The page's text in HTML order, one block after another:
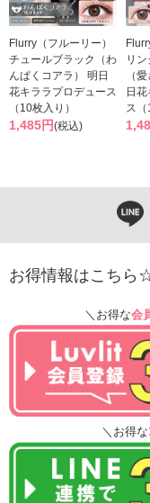
Flurry（フルーリー）
チュールブラック（わ
んぱくコアラ） 明日
花キララプロデュース
（10枚入り）
1,485円(税込)
リ
（
日
ス（
お得情報はこちら
＼お得な会
＼お得な